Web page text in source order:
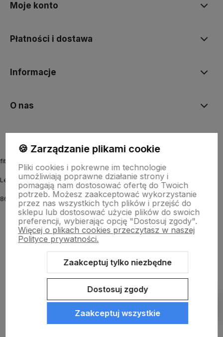
Moje konto
Płatności i dostawa
Informacje
O nas
fitmyhorse.pl Sklep jeździecki
Letnia 12
86-031 Osielsko k. Bydgoszczy
Sklep internetowy Shoper.pl Szablon Shoper Modern 3.0™
🍪 Zarządzanie plikami cookie
Pliki cookies i pokrewne im technologie
umożliwiają poprawne działanie strony i
pomagają nam dostosować ofertę do Twoich
potrzeb. Możesz zaakceptować wykorzystanie
przez nas wszystkich tych plików i przejść do
sklepu lub dostosować użycie plików do swoich
preferencji, wybierając opcję "Dostosuj zgody".
Więcej o plikach cookies przeczytasz w naszej
Polityce prywatności.
Zaakceptuj tylko niezbędne
Dostosuj zgody
Zaakceptuj wszystkie